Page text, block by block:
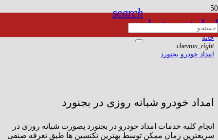
امداد خودرو همراه
search
امداد خودرو بجنورد
خانه
chevron_right
امداد خودرو بجنورد
امداد خودرو شبانه روزی در بجنورد
انجام کلیه خدمات امداد خودرو در بجنورد بصورت شبانه روزی در
سریعترین زمان ممکن توسط بهترین تکنسین ها طبق تعرفه صنفی